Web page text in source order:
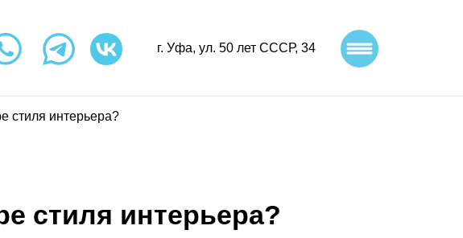
г. Уфа, ул. 50 лет СССР, 34​
стиля интерьера?
стиля интерьера?